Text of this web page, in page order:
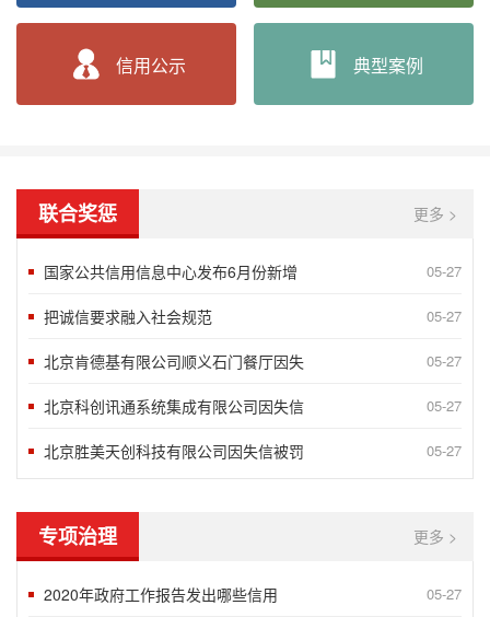
“2020北京榜样”发布八月第二周5 05-27
“2018北京榜样”发布八月第一周5
孟兆民：履行承诺一丝不苟 兢兢业业确 06-24
信用公示 典型案例
联合奖惩 更多 >
国家公共信用信息中心发布6月份新增 05-27
把诚信要求融入社会规范 05-27
北京肯德基有限公司顺义石门餐厅因失 05-27
北京科创讯通系统集成有限公司因失信 05-27
北京胜美天创科技有限公司因失信被罚 05-27
专项治理 更多 >
2020年政府工作报告发出哪些信用 05-27